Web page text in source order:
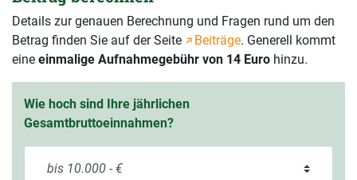
Details zur genauen Berechnung und Fragen rund um den
Betrag finden Sie auf der Seite
Beiträge. Generell kommt
eine einmalige Aufnahmegebühr von 14 Euro hinzu.
Wie hoch sind Ihre jährlichen
Gesamtbruttoeinnahmen?